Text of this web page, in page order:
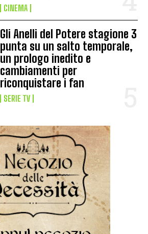
CINEMA
Gli Anelli del Potere stagione 3
punta su un salto temporale,
un prologo inedito e
cambiamenti per
riconquistare i fan
SERIE TV